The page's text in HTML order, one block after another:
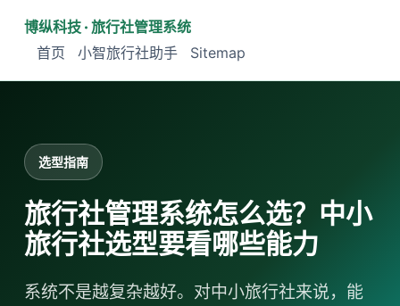
博纵科技 · 旅行社管理系统
首页
小智旅行社助手 Sitemap
选型指南
旅行社管理系统怎么选？中小
旅行社选型要看哪些能力
系统不是越复杂越好。对中小旅行社来说，能